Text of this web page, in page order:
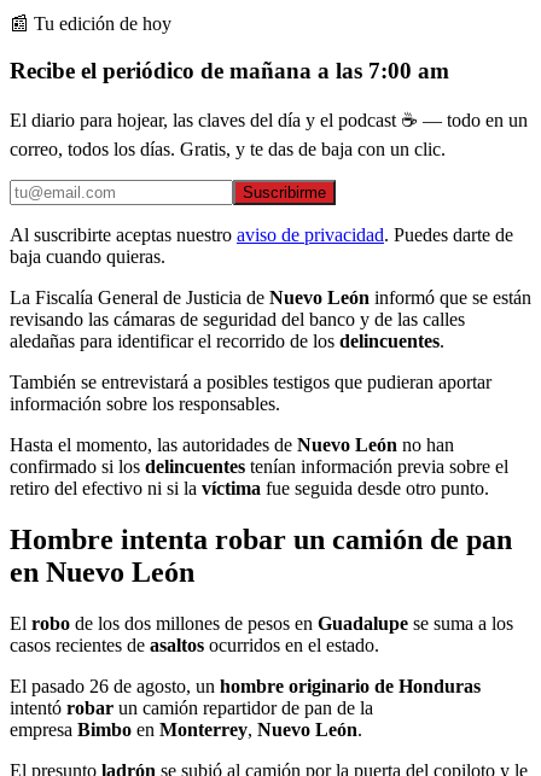
📰 Tu edición de hoy
Recibe el periódico de mañana a las 7:00 am
El diario para hojear, las claves del día y el podcast ☕ — todo en un
correo, todos los días. Gratis, y te das de baja con un clic.
Suscribirme
Al suscribirte aceptas nuestro aviso de privacidad. Puedes darte de
baja cuando quieras.
La Fiscalía General de Justicia de Nuevo León informó que se están
revisando las cámaras de seguridad del banco y de las calles
aledañas para identificar el recorrido de los delincuentes.
También se entrevistará a posibles testigos que pudieran aportar
información sobre los responsables.
Hasta el momento, las autoridades de Nuevo León no han
confirmado si los delincuentes tenían información previa sobre el
retiro del efectivo ni si la víctima fue seguida desde otro punto.
Hombre intenta robar un camión de pan
en Nuevo León
El robo de los dos millones de pesos en Guadalupe se suma a los
casos recientes de asaltos ocurridos en el estado.
El pasado 26 de agosto, un hombre originario de Honduras
intentó robar un camión repartidor de pan de la
empresa Bimbo en Monterrey, Nuevo León.
El presunto ladrón se subió al camión por la puerta del copiloto y le